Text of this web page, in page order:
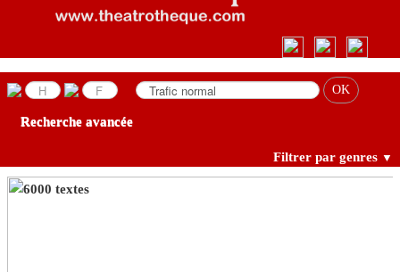
LES ANNONCES
Recherche avancée
Filtrer par genres ▼